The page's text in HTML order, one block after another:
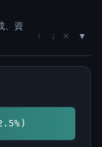
、資
↑ ↓ ×